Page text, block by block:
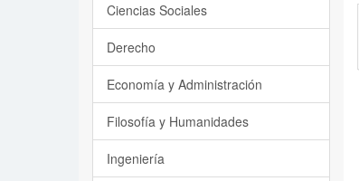
Ciencias Sociales
Derecho
Economía y Administración
Filosofía y Humanidades
Ingeniería